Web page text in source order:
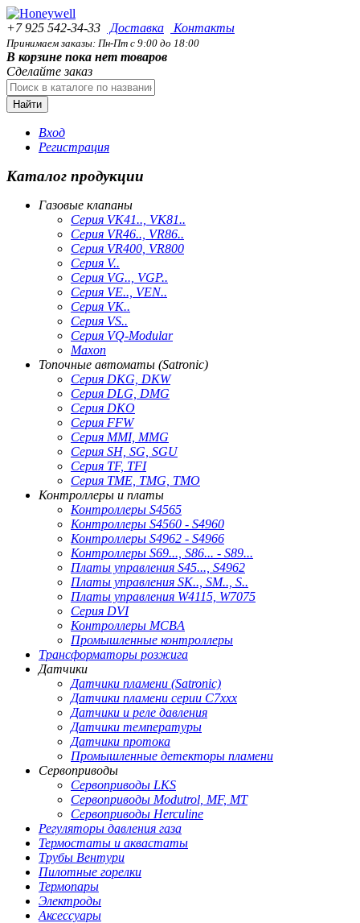
+7 925 542-34-33 Доставка Контакты
Принимаем заказы: Пн-Пт с 9:00 до 18:00
В корзине пока нет товаров
Сделайте заказ
Найти
Вход
Регистрация
Каталог продукции
Газовые клапаны
Серия VK41.., VK81..
Серия VR46.., VR86..
Серия VR400, VR800
Серия V..
Серия VG.., VGP..
Серия VE.., VEN..
Серия VK..
Серия VS..
Серия VQ-Modular
Maxon
Топочные автоматы (Satronic)
Серия DKG, DKW
Серия DLG, DMG
Серия DKO
Серия FFW
Серия MMI, MMG
Серия SH, SG, SGU
Серия TF, TFI
Серия TME, TMG, TMO
Контроллеры и платы
Контроллеры S4565
Контроллеры S4560 - S4960
Контроллеры S4962 - S4966
Контроллеры S69..., S86... - S89...
Платы управления S45..., S4962
Платы управления SK.., SM.., S..
Платы управления W4115, W7075
Серия DVI
Контроллеры MCBA
Промышленные контроллеры
Трансформаторы розжига
Датчики
Датчики пламени (Satronic)
Датчики пламени серии C7xxx
Датчики и реле давления
Датчики температуры
Датчики протока
Промышленные детекторы пламени
Сервоприводы
Сервоприводы LKS
Сервоприводы Modutrol, MF, MT
Сервоприводы Herculine
Регуляторы давления газа
Термостаты и аквастаты
Трубы Вентури
Пилотные горелки
Термопары
Электроды
Аксессуары